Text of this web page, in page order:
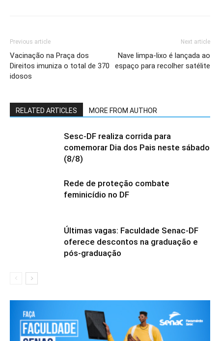
Previous article
Vacinação na Praça dos
Direitos imuniza o total de 370
idosos
Next article
Nave limpa-lixo é lançada ao
espaço para recolher satélite
RELATED ARTICLES MORE FROM AUTHOR
Sesc-DF realiza corrida para
comemorar Dia dos Pais neste sábado
(8/8)
Rede de proteção combate
feminicídio no DF
Últimas vagas: Faculdade Senac-DF
oferece descontos na graduação e
pós-graduação